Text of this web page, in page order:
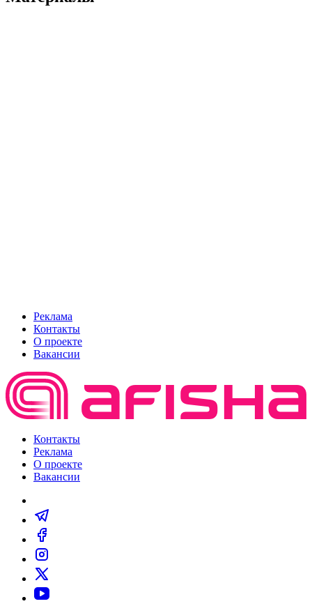
Реклама
Контакты
О проекте
Вакансии
Контакты
Реклама
О проекте
Вакансии